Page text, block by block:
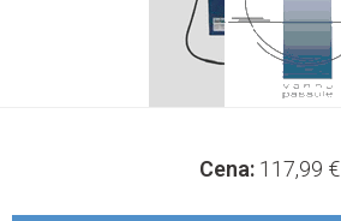
Cena: 117,99 €